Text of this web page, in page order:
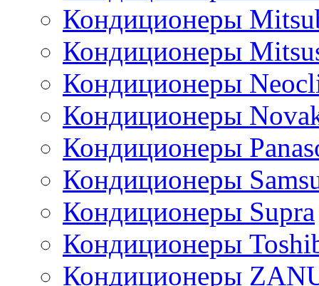
Кондиционеры
Кондиционеры
Кондиционеры
Кондиционеры
Кондиционеры
Кондиционеры
Кондиционеры Supra
Кондиционеры
Кондиционеры